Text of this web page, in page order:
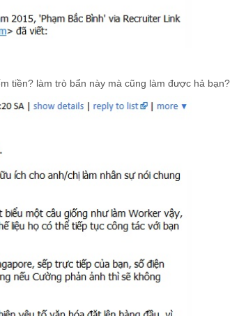
tiền? làm trò bẩn này mà cũng làm được hả bạn?